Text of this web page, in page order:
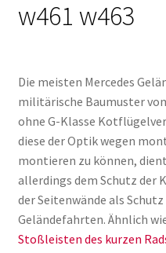
w461 w463
Die meisten Mercedes
militärische Baumuster
ohne G-Klasse
diese der Optik wegen
montieren zu können,
allerdings dem Schutz der
der Seitenwände als
Geländefahrten. Ähnlich
Stoßleisten des kurzen